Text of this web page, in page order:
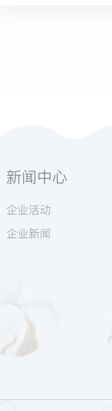
新闻中心
企业活动
企业新闻